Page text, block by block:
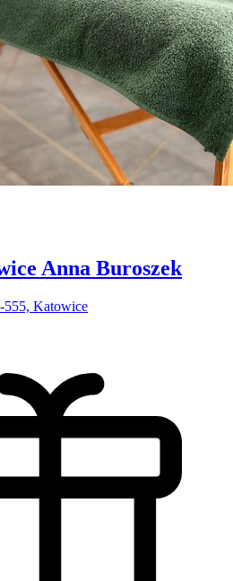
Anna Buroszek
555, Katowice